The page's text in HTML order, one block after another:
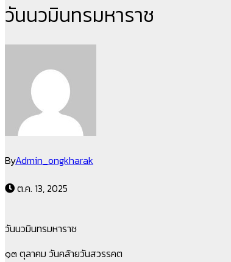
วันนวมินทรมหาราช
ByAdmin_ongkharak
ต.ค. 13, 2025
วันนวมินทรมหาราช
๑๓ ตุลาคม วันคล้ายวันสวรรคต